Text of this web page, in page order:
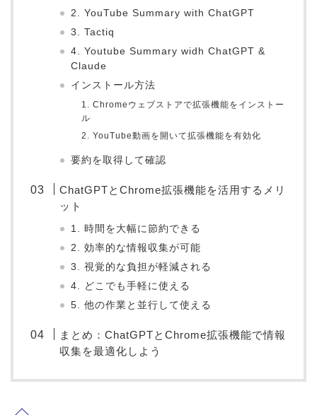
2. YouTube Summary with ChatGPT
3. Tactiq
4. Youtube Summary widh ChatGPT &
Claude
インストール方法
1. Chromeウェブストアで拡張機能をインストー
ル
2. YouTube動画を開いて拡張機能を有効化
要約を取得して確認
ChatGPTとChrome拡張機能を活用するメリ
ット
1. 時間を大幅に節約できる
2. 効率的な情報収集が可能
3. 視覚的な負担が軽減される
4. どこでも手軽に使える
5. 他の作業と並行して使える
まとめ：ChatGPTとChrome拡張機能で情報
収集を最適化しよう